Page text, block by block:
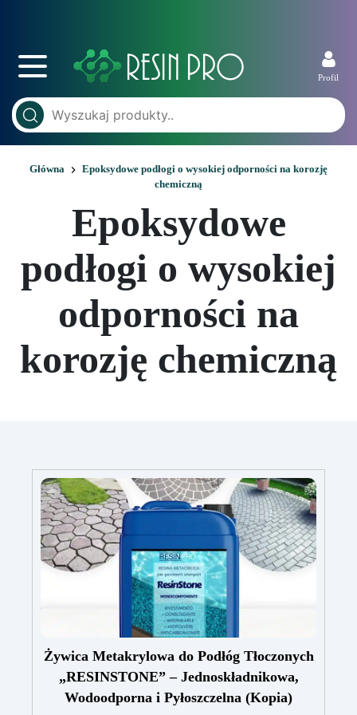
Profil
Główna
Epoksydowe podłogi o wysokiej odporności na korozję
chemiczną
Epoksydowe
podłogi o wysokiej
odporności na
korozję chemiczną
Żywica Metakrylowa do Podłóg Tłoczonych
„RESINSTONE” – Jednoskładnikowa,
Wodoodporna i Pyłoszczelna (Kopia)